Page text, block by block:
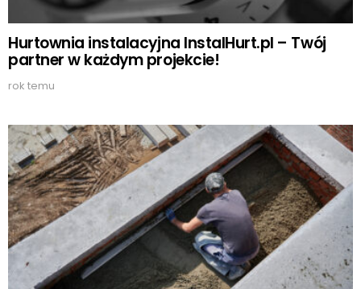
Hurtownia instalacyjna InstalHurt.pl – Twój
partner w każdym projekcie!
rok temu